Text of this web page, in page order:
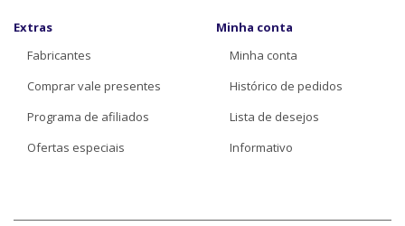
Extras
Fabricantes
Comprar vale presentes
Programa de afiliados
Ofertas especiais
Minha conta
Minha conta
Histórico de pedidos
Lista de desejos
Informativo